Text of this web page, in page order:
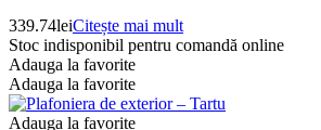
339.74leiCitește mai mult
Stoc indisponibil pentru comandă online
Adauga la favorite
Adauga la favorite
Adauga la favorite